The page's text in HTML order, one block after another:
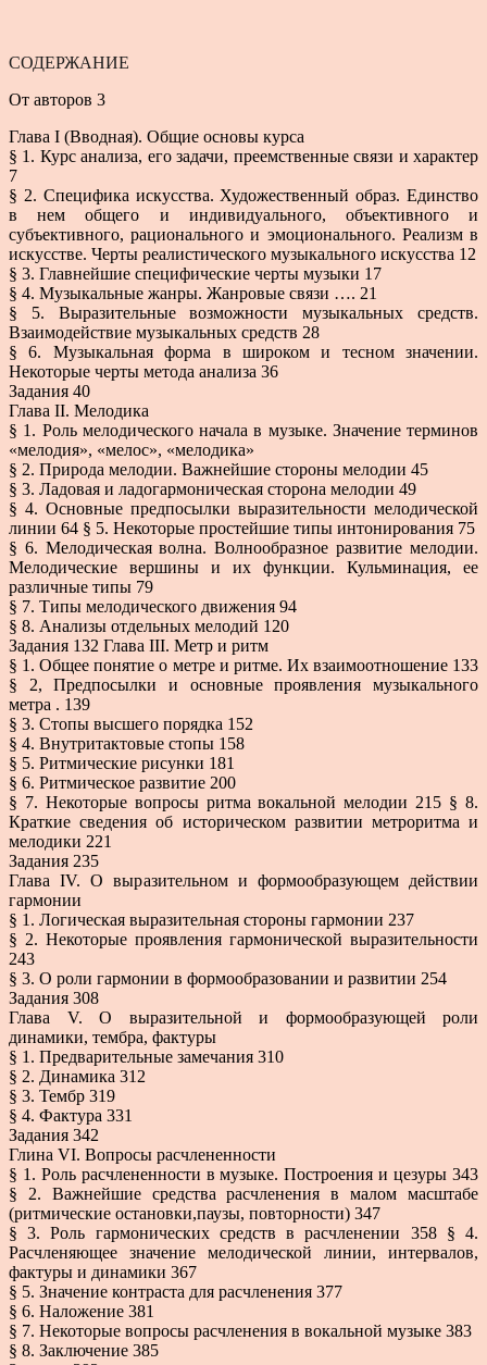
СОДЕРЖАНИЕ
От авторов 3
Глава I (Вводная). Общие основы курса
§ 1. Курс анализа, его задачи, преемственные связи и характер
7
§ 2. Специфика искусства. Художественный образ. Единство
в нем общего и индивидуального, объективного и
субъективного, рационального и эмоционального. Реализм в
искусстве. Черты реалистического музыкального искусства 12
§ 3. Главнейшие специфические черты музыки 17
§ 4. Музыкальные жанры. Жанровые связи …. 21
§ 5. Выразительные возможности музыкальных средств.
Взаимодействие музыкальных средств 28
§ 6. Музыкальная форма в широком и тесном значении.
Некоторые черты метода анализа 36
Задания 40
Глава II. Мелодика
§ 1. Роль мелодического начала в музыке. Значение терминов
«мелодия», «мелос», «мелодика»
§ 2. Природа мелодии. Важнейшие стороны мелодии 45
§ 3. Ладовая и ладогармоническая сторона мелодии 49
§ 4. Основные предпосылки выразительности мелодической
линии 64 § 5. Некоторые простейшие типы интонирования 75
§ 6. Мелодическая волна. Волнообразное развитие мелодии.
Мелодические вершины и их функции. Кульминация, ее
различные типы 79
§ 7. Типы мелодического движения 94
§ 8. Анализы отдельных мелодий 120
Задания 132 Глава III. Метр и ритм
§ 1. Общее понятие о метре и ритме. Их взаимоотношение 133
§ 2, Предпосылки и основные проявления музыкального
метра . 139
§ 3. Стопы высшего порядка 152
§ 4. Внутритактовые стопы 158
§ 5. Ритмические рисунки 181
§ 6. Ритмическое развитие 200
§ 7. Некоторые вопросы ритма вокальной мелодии 215 § 8.
Краткие сведения об историческом развитии метроритма и
мелодики 221
Задания 235
Глава IV. О выразительном и формообразующем действии
гармонии
§ 1. Логическая выразительная стороны гармонии 237
§ 2. Некоторые проявления гармонической выразительности
243
§ 3. О роли гармонии в формообразовании и развитии 254
Задания 308
Глава V. О выразительной и формообразующей роли
динамики, тембра, фактуры
§ 1. Предварительные замечания 310
§ 2. Динамика 312
§ 3. Тембр 319
§ 4. Фактура 331
Задания 342
Глина VI. Вопросы расчлененности
§ 1. Роль расчлененности в музыке. Построения и цезуры 343
§ 2. Важнейшие средства расчленения в малом масштабе
(ритмические остановки,паузы, повторности) 347
§ 3. Роль гармонических средств в расчленении 358 § 4.
Расчленяющее значение мелодической линии, интервалов,
фактуры и динамики 367
§ 5. Значение контраста для расчленения 377
§ 6. Наложение 381
§ 7. Некоторые вопросы расчленения в вокальной музыке 383
§ 8. Заключение 385